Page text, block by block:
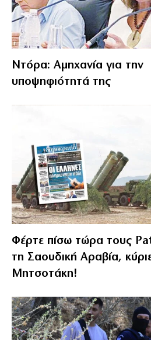
Ντόρα: Αμηχανία για την
υποψηφιότητά της
Φέρτε πίσω τώρα τους
τη Σαουδική Αραβία,
Μητσοτάκη!